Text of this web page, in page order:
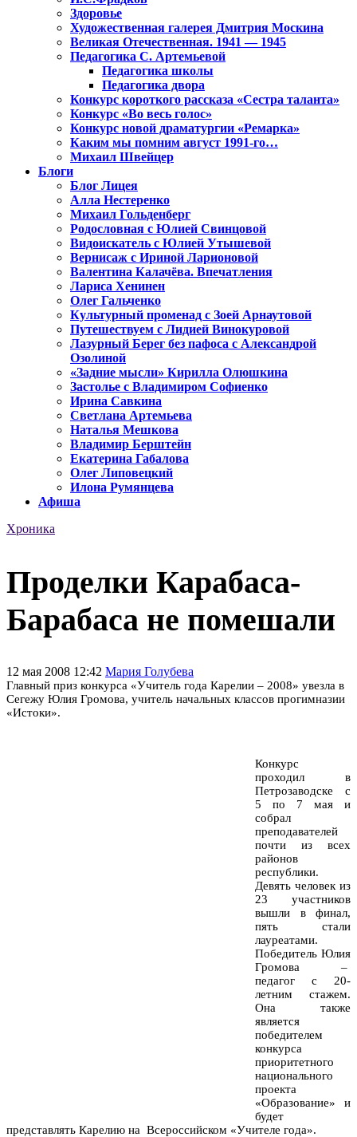
Здоровье
Художественная галерея Дмитрия Москина
Великая Отечественная. 1941 — 1945
Педагогика С. Артемьевой
Педагогика школы
Педагогика двора
Конкурс короткого рассказа «Сестра таланта»
Конкурс «Во весь голос»
Конкурс новой драматургии «Ремарка»
Каким мы помним август 1991-го…
Михаил Швейцер
Блоги
Блог Лицея
Алла Нестеренко
Михаил Гольденберг
Родословная с Юлией Свинцовой
Видоискатель с Юлией Утышевой
Вернисаж с Ириной Ларионовой
Валентина Калачёва. Впечатления
Лариса Хенинен
Олег Гальченко
Культурный променад с Зоей Арнаутовой
Путешествуем с Лидией Винокуровой
Лазурный Берег без пафоса с Александрой
Озолиной
«Задние мысли» Кирилла Олюшкина
Застолье с Владимиром Софиенко
Ирина Савкина
Светлана Артемьева
Наталья Мешкова
Владимир Берштейн
Екатерина Габалова
Олег Липовецкий
Илона Румянцева
Афиша
Хроника
Проделки Карабаса-
Барабаса не помешали
12 мая 2008 12:42 Мария Голубева
Главный приз конкурса «Учитель года Карелии – 2008» увезла в
Сегежу Юлия Громова, учитель начальных классов прогимназии
«Истоки».
Конкурс
проходил в
Петрозаводске с
5 по 7 мая и
собрал
преподавателей
почти из всех
районов
республики.
Девять человек из
23 участников
вышли в финал,
пять стали
лауреатами.
Победитель Юлия
Громова –
педагог с 20-
летним стажем.
Она также
является
победителем
конкурса
приоритетного
национального
проекта
«Образование» и
будет
представлять Карелию на Всероссийском «Учителе года».